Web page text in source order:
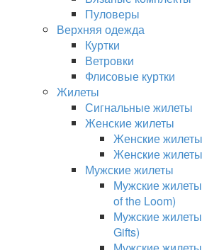
Пуловеры
Верхняя одежда
Куртки
Ветровки
Флисовые куртки
Жилеты
Сигнальные жилеты
Женские жилеты
Женские
Женские
Мужские жилеты
Мужские
of the Loom)
Мужские
Gifts)